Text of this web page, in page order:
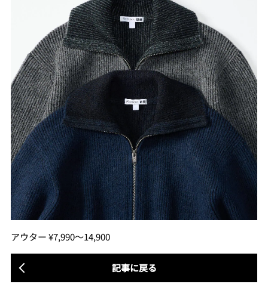
アウター ¥7,990〜14,900
記事に戻る